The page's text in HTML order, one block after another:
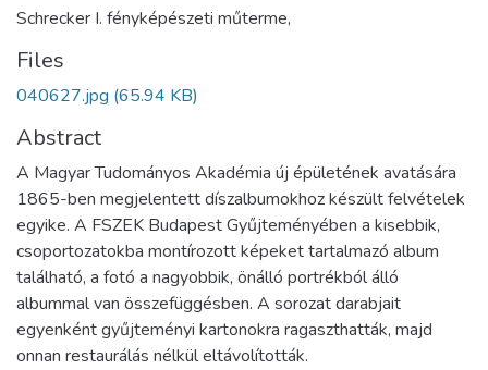
Schrecker I. fényképészeti műterme,
Files
040627.jpg (65.94 KB)
Abstract
A Magyar Tudományos Akadémia új épületének avatására
1865-ben megjelentett díszalbumokhoz készült felvételek
egyike. A FSZEK Budapest Gyűjteményében a kisebbik,
csoportozatokba montírozott képeket tartalmazó album
található, a fotó a nagyobbik, önálló portrékból álló
albummal van összefüggésben. A sorozat darabjait
egyenként gyűjteményi kartonokra ragaszthatták, majd
onnan restaurálás nélkül eltávolították.